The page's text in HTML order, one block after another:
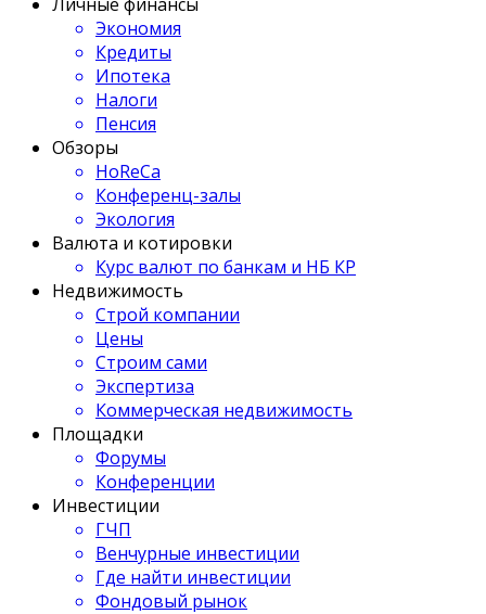
Экономия
Кредиты
Ипотека
Налоги
Пенсия
Обзоры
HoReCa
Конференц-залы
Экология
Валюта и котировки
Курс валют по банкам и НБ КР
Недвижимость
Строй компании
Цены
Строим сами
Экспертиза
Коммерческая недвижимость
Площадки
Форумы
Конференции
Инвестиции
ГЧП
Венчурные инвестиции
Где найти инвестиции
Фондовый рынок